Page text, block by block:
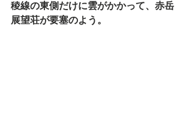
稜線の東側だけに雲がかかって、赤岳
展望荘が要塞のよう。